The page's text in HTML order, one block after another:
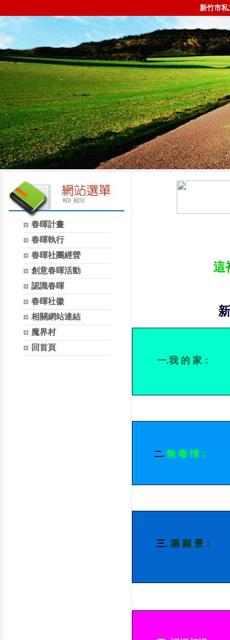
新竹市
春暉計畫
春暉執行
春暉社團經營
創意春暉活動
認識春暉
春暉社徽
相關網站連結
魔界村
回首頁
這
一.我 的 家：
二. 無 毒 情：
三. 築 願 景：